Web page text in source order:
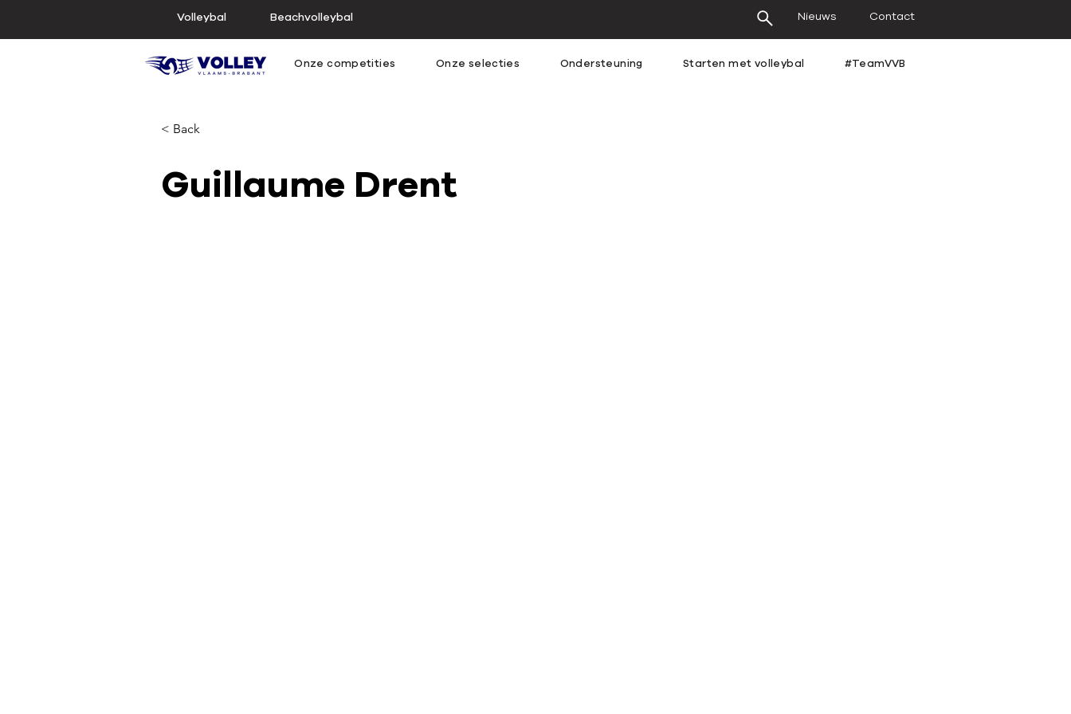
Volleybal Beachvolleybal Contact
Nieuws
Onze competities Onze selecties Ondersteuning Starten met volleybal #TeamVVB
< Back
Guillaume Drent